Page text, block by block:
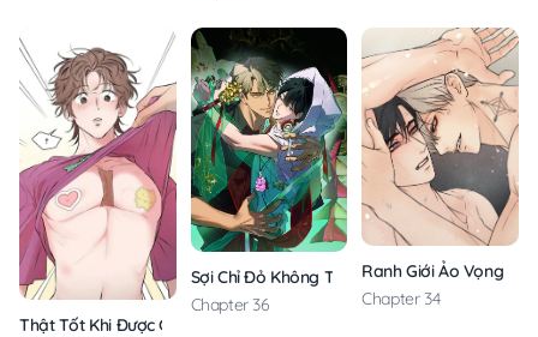
Thật Tốt Khi Được Gặp Em
Sợi Chỉ Đỏ Không Tàn
Chapter 36
Ranh Giới Ảo Vọng
Chapter 34